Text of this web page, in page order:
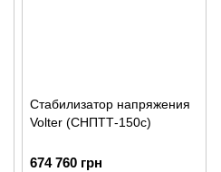
Стабилизатор напряжения
Volter (СНПТТ-150с)
674 760 грн